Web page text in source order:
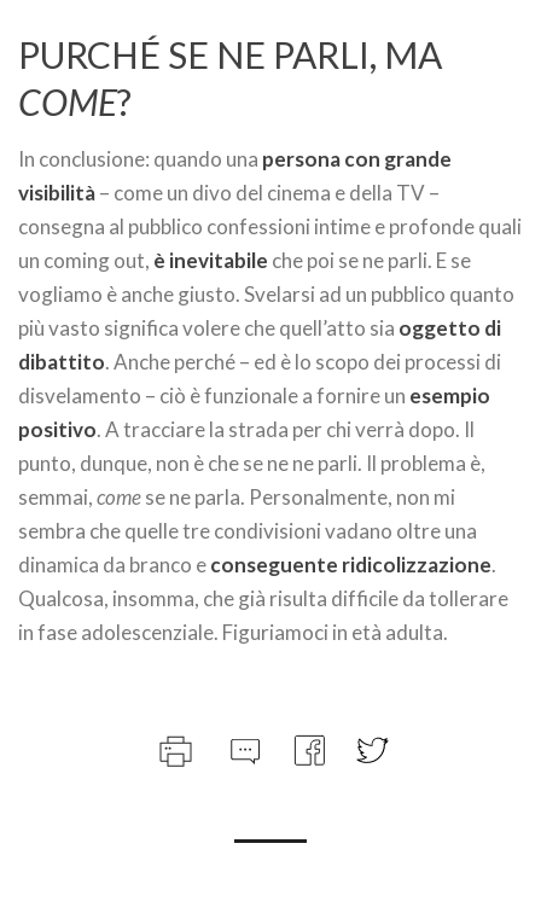
PURCHÉ SE NE PARLI, MA
COME?
In conclusione: quando una persona con grande
visibilità– come un divo del cinema e della TV –
consegna al pubblico confessioni intime e profonde quali
un coming out, è inevitabile che poi se ne parli. E se
vogliamo è anche giusto. Svelarsi ad un pubblico quanto
più vasto significa volere che quell’atto sia oggetto di
dibattito. Anche perché – ed è lo scopo dei processi di
disvelamento – ciò è funzionale a fornire un esempio
positivo. A tracciare la strada per chi verrà dopo. Il
punto, dunque, non è che se ne ne parli. Il problema è,
semmai,comese ne parla. Personalmente, non mi
sembra che quelle tre condivisioni vadano oltre una
dinamica da branco econseguente ridicolizzazione.
Qualcosa, insomma, che già risulta difficile da tollerare
in fase adolescenziale. Figuriamoci in età adulta.